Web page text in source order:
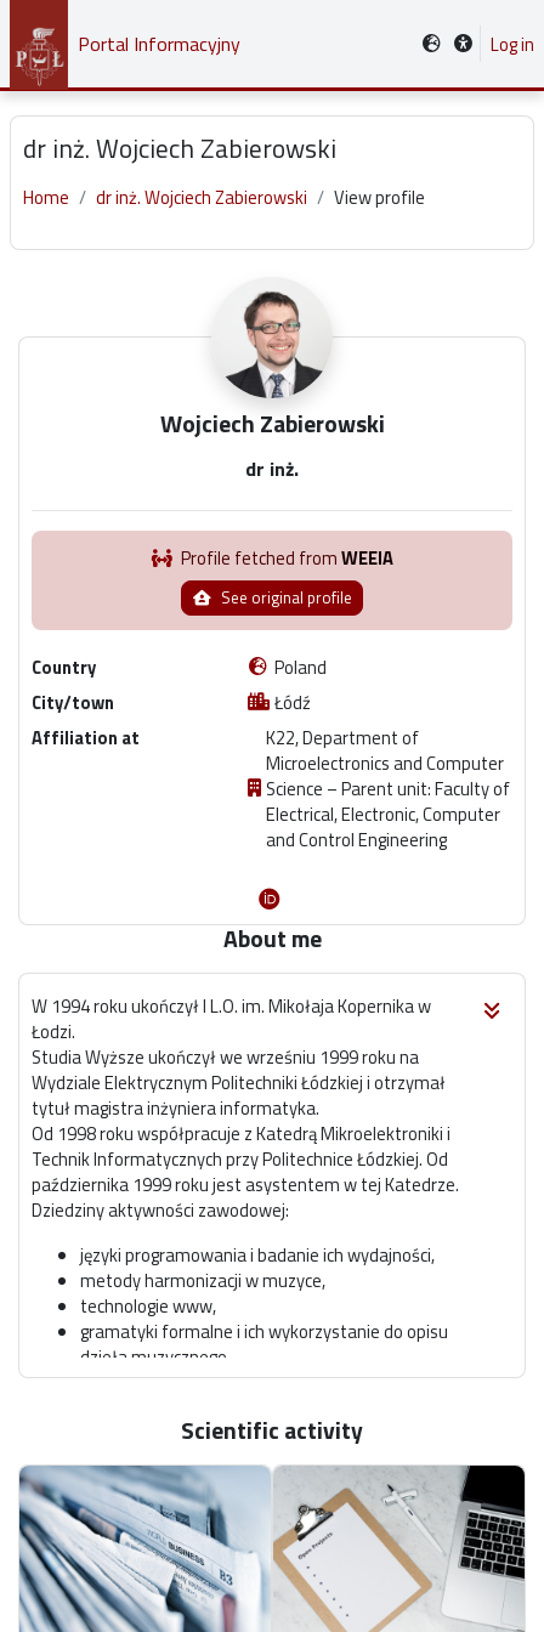
Skip to main content
Portal Informacyjny Log in
dr inż. Wojciech Zabierowski
Home dr inż. Wojciech Zabierowski View profile
Wojciech Zabierowski
dr inż.
Profile fetched fromWEEIA
See original profile
Country
Poland
City/town
Łódź
Affiliation at
K22, Department of
Microelectronics and Computer
Science – Parent unit: Faculty of
Electrical, Electronic, Computer
and Control Engineering
About me
W 1994 roku ukończył I L.O. im. Mikołaja Kopernika w
Łodzi.
Studia Wyższe ukończył we wrześniu 1999 roku na
Wydziale Elektrycznym Politechniki Łódzkiej i otrzymał
tytuł magistra inżyniera informatyka.
Od 1998 roku współpracuje z Katedrą Mikroelektroniki i
Technik Informatycznych przy Politechnice Łódzkiej. Od
października 1999 roku jest asystentem w tej Katedrze.
Dziedziny aktywności zawodowej:
języki programowania i badanie ich wydajności,
metody harmonizacji w muzyce,
technologie www,
gramatyki formalne i ich wykorzystanie do opisu
dzieła muzycznego
"Studium komparatywne efektywności metod
automatycznej harmonizacji w muzyce w odniesieniu do
formalnych zasad harmonii tonalnej" a 19 lutego 2008
otrzymal tytul doktora w dziedzinie informatyka.
Członek rady doradczej Society of Digital Information
and Wireless Communications ( http://www.sdiwc.net)
Recenzent wielu międzynarodowych czasopism
Scientific activity